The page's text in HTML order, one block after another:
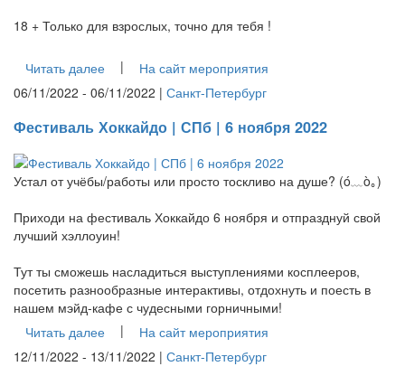
18 + Только для взрослых, точно для тебя !
Читать далее |
На сайт мероприятия
06/11/2022 - 06/11/2022 | Санкт-Петербург
Фестиваль Хоккайдо | СПб | 6 ноября 2022
Устал от учёбы/работы или просто тоскливо на душе? (ó﹏ò｡)
Приходи на фестиваль Хоккайдо 6 ноября и отпразднуй свой
лучший хэллоуин!
Тут ты сможешь насладиться выступлениями косплееров,
посетить разнообразные интерактивы, отдохнуть и поесть в
нашем мэйд-кафе с чудесными горничными!
Читать далее
|
На сайт мероприятия
12/11/2022 - 13/11/2022 | Санкт-Петербург